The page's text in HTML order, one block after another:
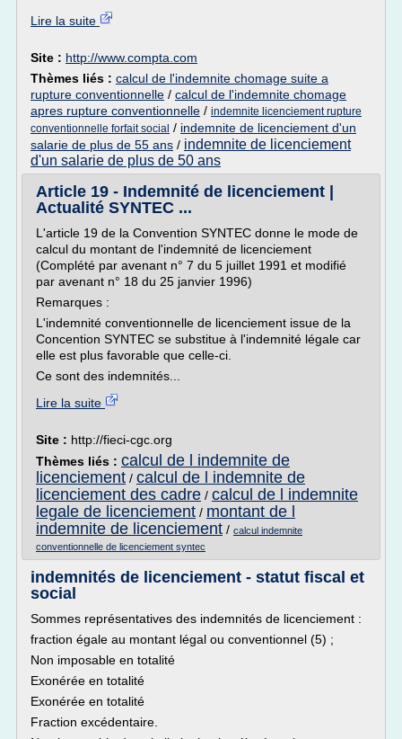
Lire la suite
Site : http://www.compta.com
Thèmes liés : calcul de l'indemnite chomage suite a
rupture conventionnelle / calcul de l'indemnite chomage
apres rupture conventionnelle / indemnite licenciement rupture
conventionnelle forfait social / indemnite de licenciement d'un
salarie de plus de 55 ans / indemnite de licenciement
d'un salarie de plus de 50 ans
Article 19 - Indemnité de licenciement |
Actualité SYNTEC ...
L'article 19 de la Convention SYNTEC donne le mode de
calcul du montant de l'indemnité de licenciement
(Complété par avenant n° 7 du 5 juillet 1991 et modifié
par avenant n° 18 du 25 janvier 1996)
Remarques :
L'indemnité conventionnelle de licenciement issue de la
Concention SYNTEC se substitue à l'indemnité légale car
elle est plus favorable que celle-ci.
Ce sont des indemnités...
Lire la suite
Site : http://fieci-cgc.org
Thèmes liés : calcul de l indemnite de
licenciement / calcul de l indemnite de
licenciement des cadre / calcul de l indemnite
legale de licenciement / montant de l
indemnite de licenciement / calcul indemnite
conventionnelle de licenciement syntec
indemnités de licenciement - statut fiscal et
social
Sommes représentatives des indemnités de licenciement :
fraction égale au montant légal ou conventionnel (5) ;
Non imposable en totalité
Exonérée en totalité
Exonérée en totalité
Fraction excédentaire.